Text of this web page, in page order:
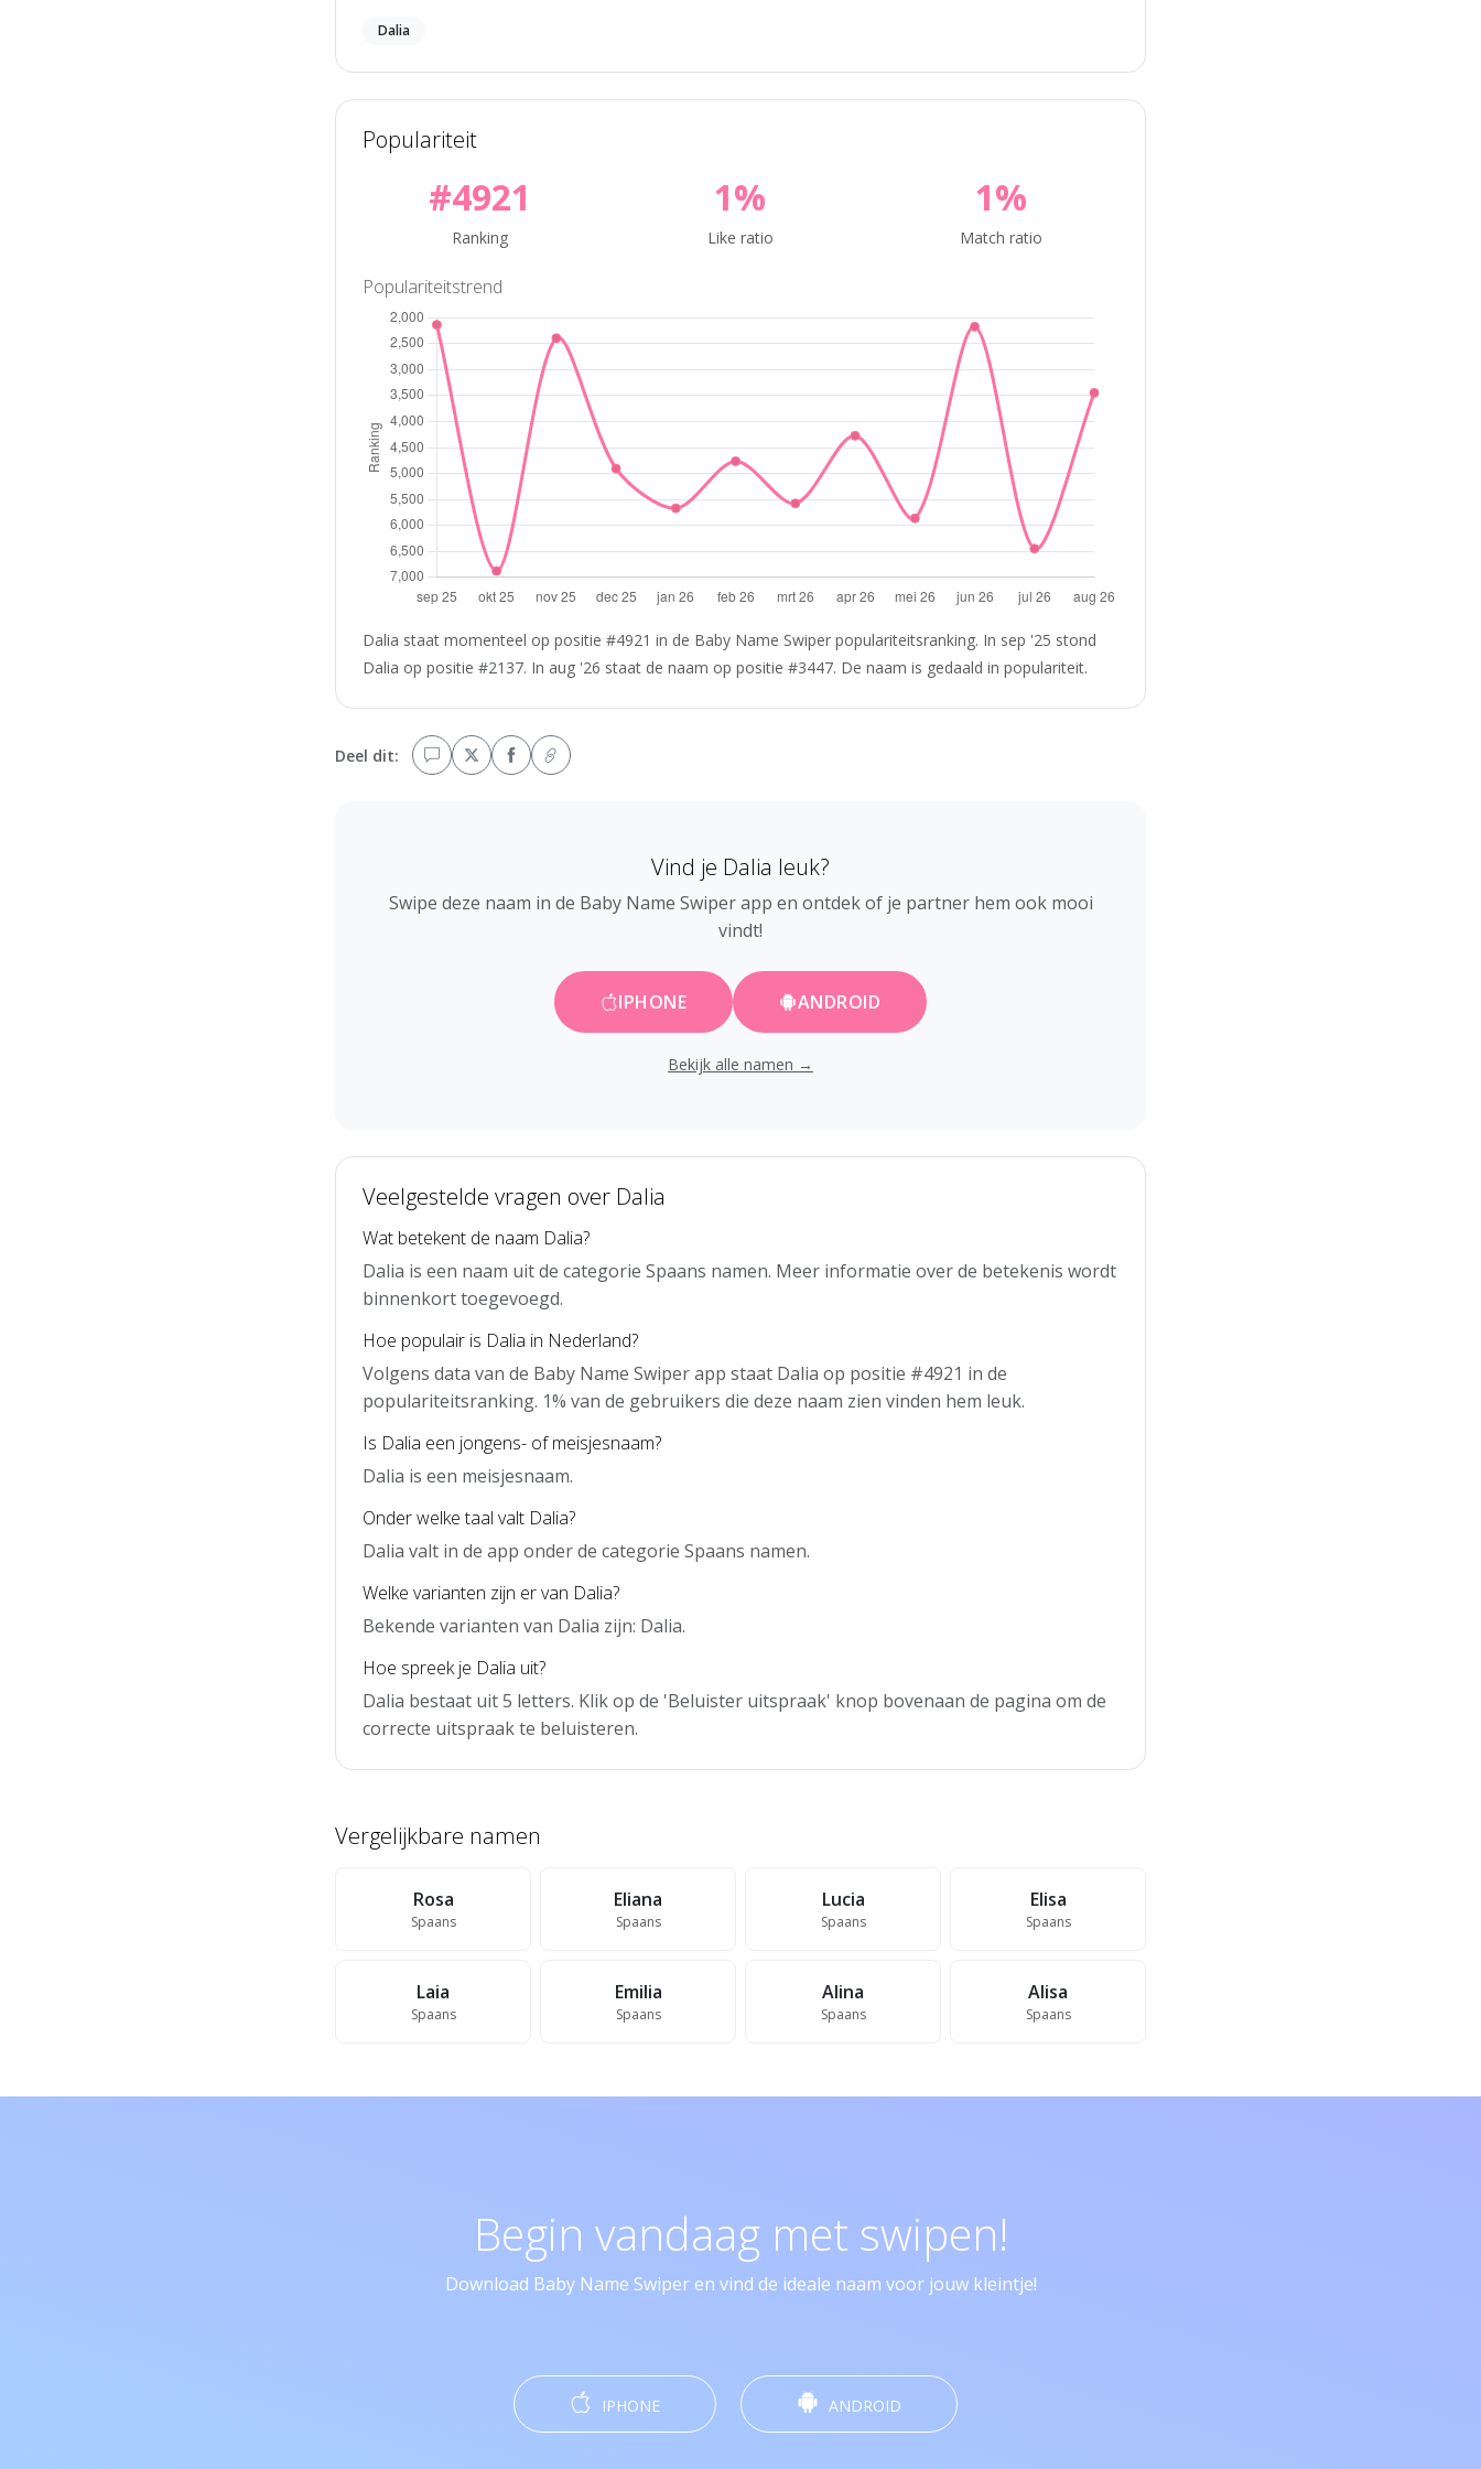
Dalia
Populariteit
#4921
Ranking
1%
Like ratio
1%
Match ratio
Populariteitstrend
Dalia staat momenteel op positie #4921 in de Baby Name Swiper populariteitsranking. In sep '25 stond
Dalia op positie #2137. In aug '26 staat de naam op positie #3447. De naam is gedaald in populariteit.
Deel dit:
Vind je Dalia leuk?
Swipe deze naam in de Baby Name Swiper app en ontdek of je partner hem ook mooi
vindt!
IPHONE ANDROID
Bekijk alle namen →
Veelgestelde vragen over Dalia
Wat betekent de naam Dalia?
Dalia is een naam uit de categorie Spaans namen. Meer informatie over de betekenis wordt
binnenkort toegevoegd.
Hoe populair is Dalia in Nederland?
Volgens data van de Baby Name Swiper app staat Dalia op positie #4921 in de
populariteitsranking. 1% van de gebruikers die deze naam zien vinden hem leuk.
Is Dalia een jongens- of meisjesnaam?
Dalia is een meisjesnaam.
Onder welke taal valt Dalia?
Dalia valt in de app onder de categorie Spaans namen.
Welke varianten zijn er van Dalia?
Bekende varianten van Dalia zijn: Dalia.
Hoe spreek je Dalia uit?
Dalia bestaat uit 5 letters. Klik op de 'Beluister uitspraak' knop bovenaan de pagina om de
correcte uitspraak te beluisteren.
Vergelijkbare namen
Rosa
Spaans
Eliana
Spaans
Lucia
Spaans
Elisa
Spaans
Laia
Spaans
Emilia
Spaans
Alina
Spaans
Alisa
Spaans
Begin vandaag met swipen!
Download Baby Name Swiper en vind de ideale naam voor jouw kleintje!
IPHONE ANDROID